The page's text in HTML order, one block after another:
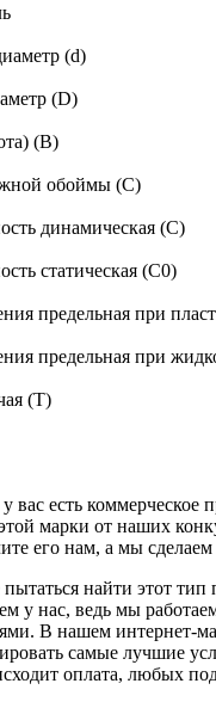
(d)
(D)
(B)
обоймы (C)
динамическая (C)
статическая (C0)
предельная при
предельная при
(T)
вас есть коммерческое
марки от наших
его нам, а мы
найти этот
у нас, ведь мы
В нашем интернет-
самые лучшие
оплата, любых